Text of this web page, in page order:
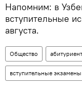
Напомним: в
вступительные
августа.
Общество
вступительные экзамены